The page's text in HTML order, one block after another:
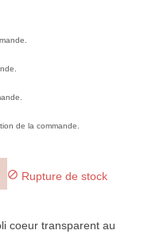
de la commande.
 Rupture de stock
coeur transparent au